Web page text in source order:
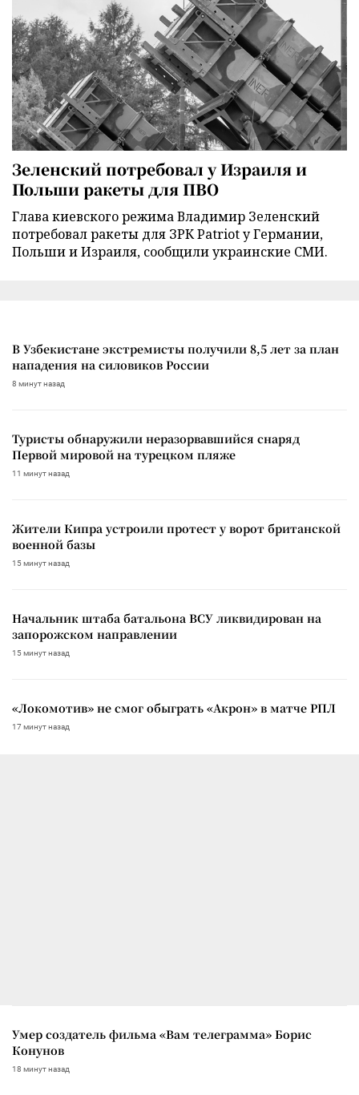
Зеленский потребовал у Израиля и
Польши ракеты для ПВО
Глава киевского режима Владимир Зеленский
потребовал ракеты для ЗРК Patriot у Германии,
Польши и Израиля, сообщили украинские СМИ.
В Узбекистане экстремисты получили 8,5 лет за план
нападения на силовиков России
8 минут назад
Туристы обнаружили неразорвавшийся снаряд
Первой мировой на турецком пляже
11 минут назад
Жители Кипра устроили протест у ворот британской
военной базы
15 минут назад
Начальник штаба батальона ВСУ ликвидирован на
запорожском направлении
15 минут назад
«Локомотив» не смог обыграть «Акрон» в матче РПЛ
17 минут назад
Умер создатель фильма «Вам телеграмма» Борис
Конунов
18 минут назад